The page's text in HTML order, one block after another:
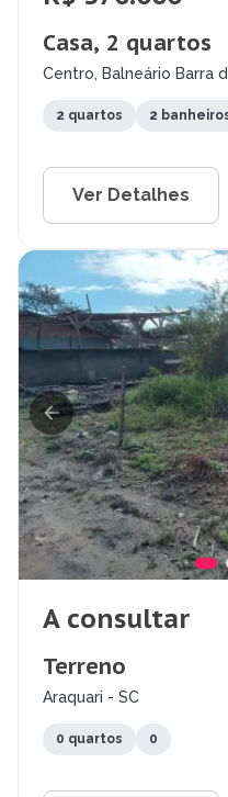
Casa, 2 quartos
Centro, Balneário Barra
2 quartos 2
Ver Detalhes
A consultar
Terreno
Araquari - SC
0 quartos 0